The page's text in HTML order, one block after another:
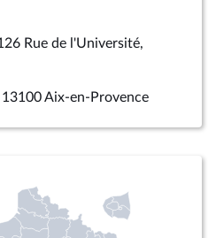
Rue de l'Université,
Aix-en-Provence